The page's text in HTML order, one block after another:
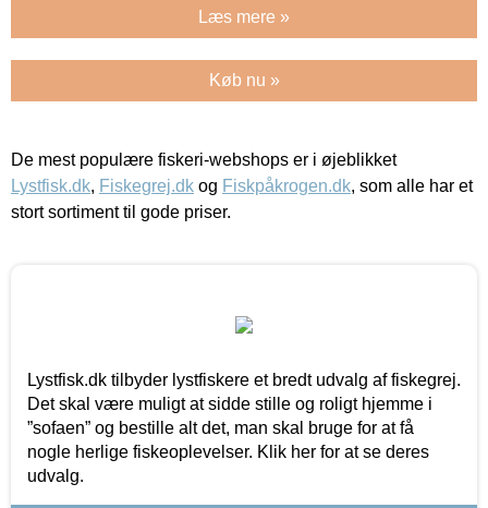
Læs mere »
Køb nu »
De mest populære fiskeri-webshops er i øjeblikket
Lystfisk.dk, Fiskegrej.dk og Fiskpåkrogen.dk, som alle har et
stort sortiment til gode priser.
Lystfisk.dk tilbyder lystfiskere et bredt udvalg af fiskegrej.
Det skal være muligt at sidde stille og roligt hjemme i
”sofaen” og bestille alt det, man skal bruge for at få
nogle herlige fiskeoplevelser. Klik her for at se deres
udvalg.